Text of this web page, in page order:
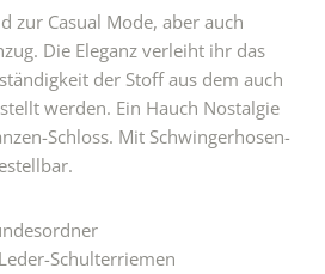
zur Casual Mode, aber auch
Die Eleganz verleiht ihr das
der Stoff aus dem auch
werden. Ein Hauch Nostalgie
Schloss. Mit Schwingerhosen-
Schulterriemen